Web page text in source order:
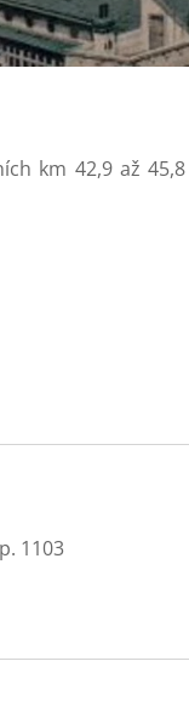
km 42,9 až
1103